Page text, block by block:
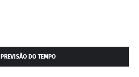
PREVISÃO DO TEMPO